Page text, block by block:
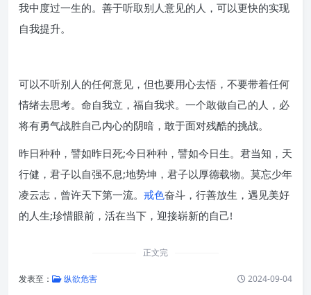
我中度过一生的。善于听取别人意见的人，可以更快的实现
自我提升。
可以不听别人的任何意见，但也要用心去悟，不要带着任何
情绪去思考。命自我立，福自我求。一个敢做自己的人，必
将有勇气战胜自己内心的阴暗，敢于面对残酷的挑战。
昨日种种，譬如昨日死;今日种种，譬如今日生。君当知，天
行健，君子以自强不息;地势坤，君子以厚德载物。莫忘少年
凌云志，曾许天下第一流。 戒色奋斗，行善放生，遇见美好
的人生;珍惜眼前，活在当下，迎接崭新的自己!
正文完
发表至： 纵欲危害 2024-09-04